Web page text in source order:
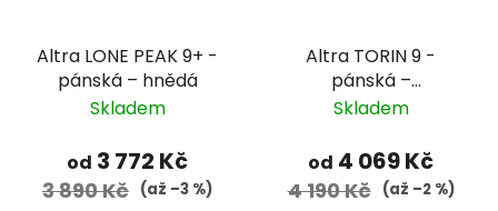
Altra LONE PEAK 9+ -
pánská – hnědá
Skladem
od 3 772 Kč
3 890 Kč (až –3 %)
Altra TORIN 9 -
pánská –
černá/oranžová/žlutá
Skladem
od 4 069 Kč
4 190 Kč (až –2 %)